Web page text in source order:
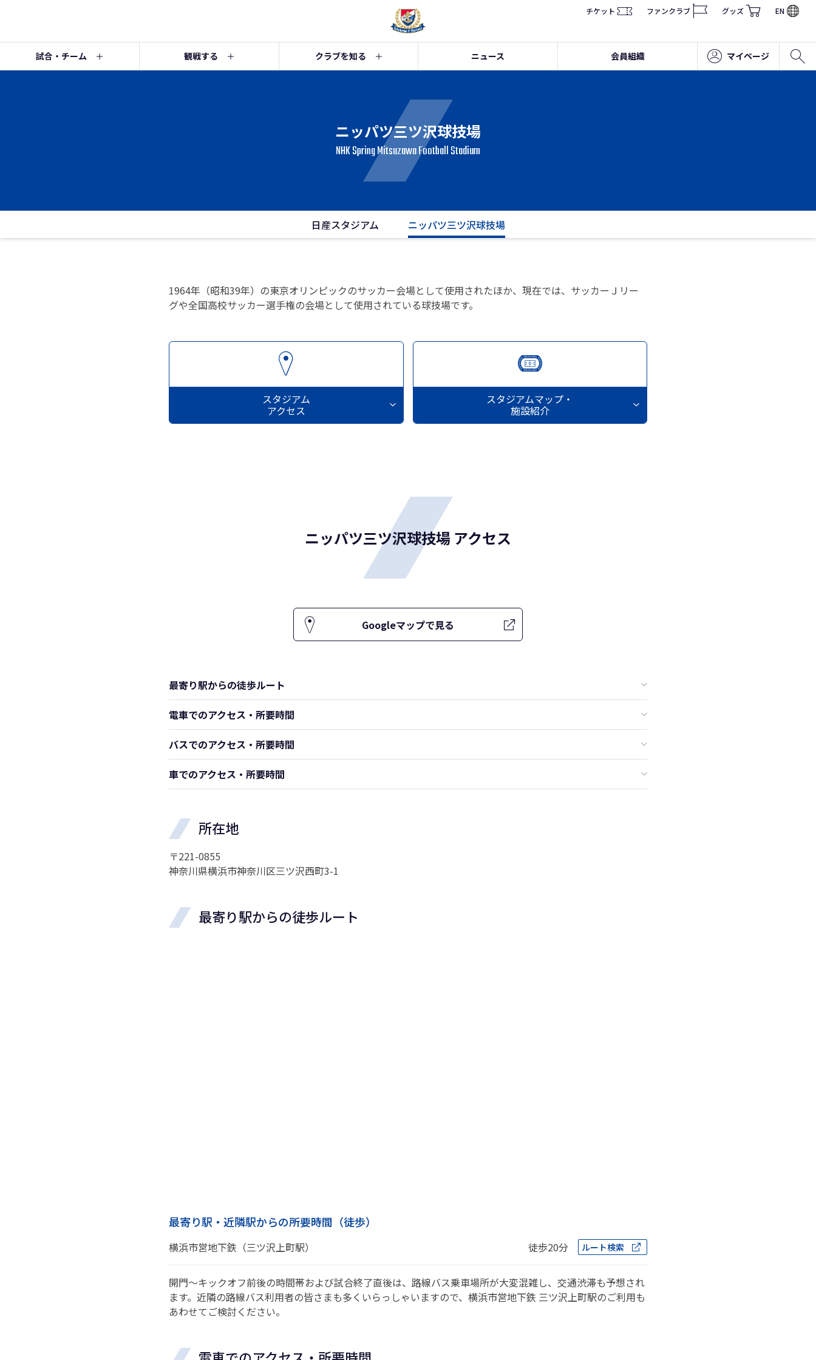
チケット ファンクラブ グッズ EN
試合・チーム 観戦する クラブを知る ニュース 会員組織 マイページ
ニッパツ三ツ沢球技場
NHK Spring Mitsuzawa Football Stadium
日産スタジアム ニッパツ三ツ沢球技場
1964年（昭和39年）の東京オリンピックのサッカー会場として使用されたほか、現在では、サッカーＪリー
グや全国高校サッカー選手権の会場として使用されている球技場です。
スタジアム
アクセス
スタジアムマップ・
施設紹介
ニッパツ三ツ沢球技場 アクセス
Googleマップで見る
最寄り駅からの徒歩ルート
電車でのアクセス・所要時間
バスでのアクセス・所要時間
車でのアクセス・所要時間
所在地
〒221-0855
神奈川県横浜市神奈川区三ツ沢西町3-1
最寄り駅からの徒歩ルート
最寄り駅・近隣駅からの所要時間（徒歩）
横浜市営地下鉄（三ツ沢上町駅） 徒歩20分 ルート検索
開門～キックオフ前後の時間帯および試合終了直後は、路線バス乗車場所が大変混雑し、交通渋滞も予想され
ます。近隣の路線バス利用者の皆さまも多くいらっしゃいますので、横浜市営地下鉄 三ツ沢上町駅のご利用も
あわせてご検討ください。